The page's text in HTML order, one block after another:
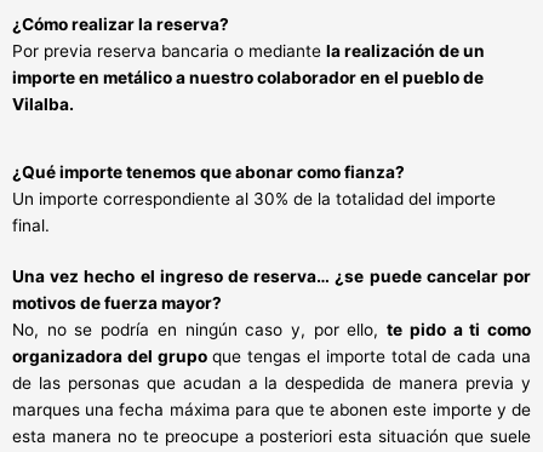
¿Cómo realizar la reserva?
Por previa reserva bancaria o mediante la realización de un
importe en metálico a nuestro colaborador en el pueblo de
Vilalba.
¿Qué importe tenemos que abonar como fianza?
Un importe correspondiente al 30% de la totalidad del importe
final.
Una vez hecho el ingreso de reserva… ¿se puede cancelar por
motivos de fuerza mayor?
No, no se podría en ningún caso y, por ello,te pido a ti como
organizadora del grupoque tengas el importe total de cada una
de las personas que acudan a la despedida de manera previa y
marques una fecha máxima para que te abonen este importe y de
esta manera no te preocupe a posteriori esta situación que suele